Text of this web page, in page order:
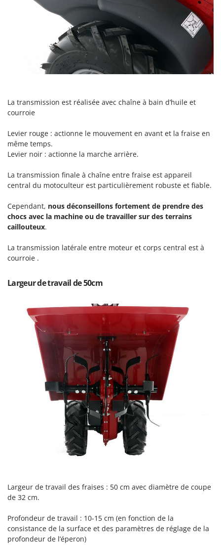
Tondeuses autoportées
Tondeuses débroussailleuses thermiques
Trancheuses
Trancheuses de sol
Transpalettes
Treuils de débardage
V
Vibroculteurs à tracteur
Lampacrescia - MGM
Landxcape
LAR Casalinghi
Linea VZ
M
Macom
Macte Ovens
MAMMAMIA
Marina Systems
Master
Mastercook
Masterpro
MCH
Mille
Minox
Mockmill
More than chef
MOSA
MOVA
New O.M.R.A.
Novatec
NuAir
NuovaFac
La transmission est réalisée avec chaîne à bain d’huile et
courroie
Levier rouge : actionne le mouvement en avant et la fraise en
même temps.
Levier noir : actionne la marche arrière.
La transmission finale à chaîne entre fraise est appareil
central du motoculteur est particulièrement robuste et fiable.
Cependant, nous déconseillons fortement de prendre des
chocs avec la machine ou de travailler sur des terrains
caillouteux.
La transmission latérale entre moteur et corps central est à
courroie .
Largeur de travail de 50cm
Largeur de travail des fraises : 50 cm avec diamètre de coupe
de 32 cm.
Profondeur de travail : 10-15 cm (en fonction de la
consistance de la surface et des paramètres de réglage de la
profondeur de l’éperon)